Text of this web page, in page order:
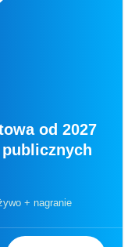
od 2027
+ nagranie